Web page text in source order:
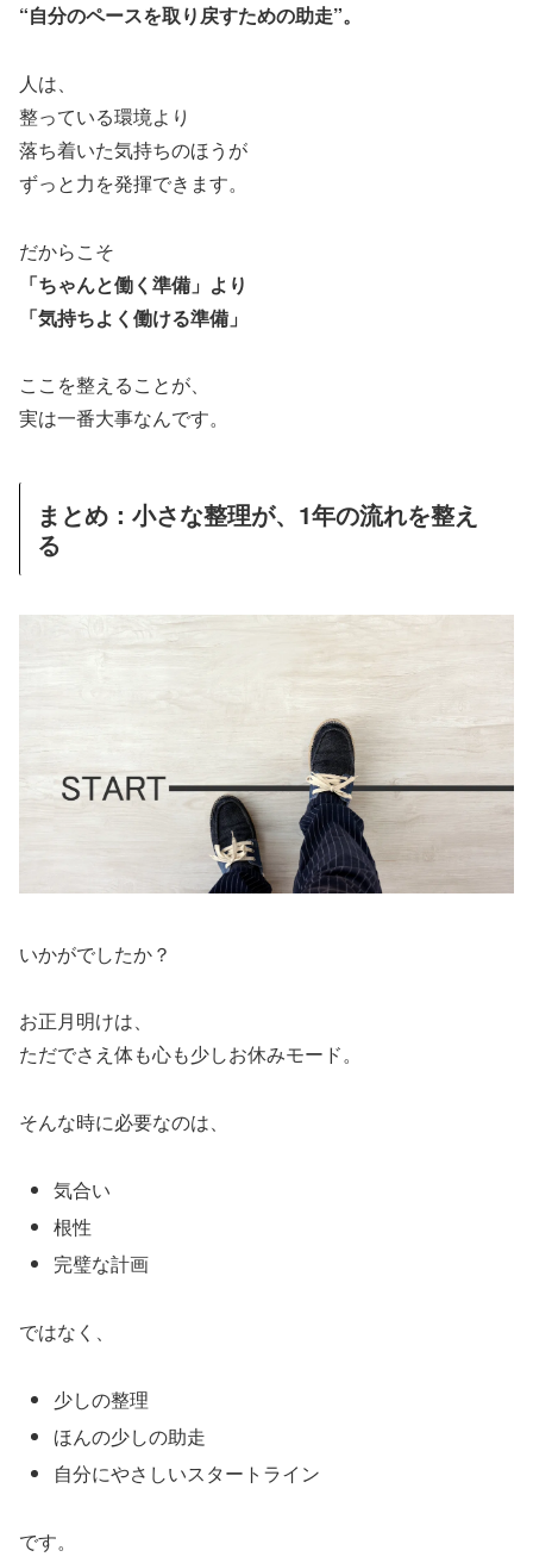
“自分のペースを取り戻すための助走”。
人は、
整っている環境より
落ち着いた気持ちのほうが
ずっと力を発揮できます。
だからこそ
「ちゃんと働く準備」より
「気持ちよく働ける準備」
ここを整えることが、
実は一番大事なんです。
まとめ：小さな整理が、1年の流れを整え
る
いかがでしたか？
お正月明けは、
ただでさえ体も心も少しお休みモード。
そんな時に必要なのは、
気合い
根性
完璧な計画
ではなく、
少しの整理
ほんの少しの助走
自分にやさしいスタートライン
です。